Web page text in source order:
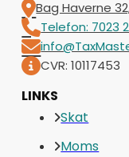
Bag Haverne
Telefon: 7023
CVR: 10117453
LINKS
Skat
Moms